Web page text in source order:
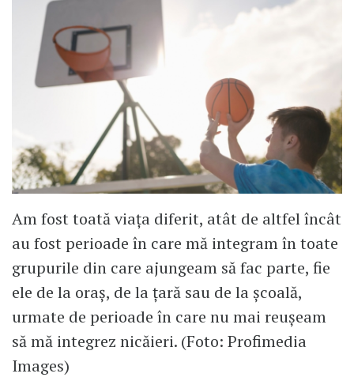
Am fost toată viața diferit, atât de altfel încât
au fost perioade în care mă integram în toate
grupurile din care ajungeam să fac parte, fie
ele de la oraș, de la țară sau de la școală,
urmate de perioade în care nu mai reușeam
să mă integrez nicăieri. (Foto: Profimedia
Images)